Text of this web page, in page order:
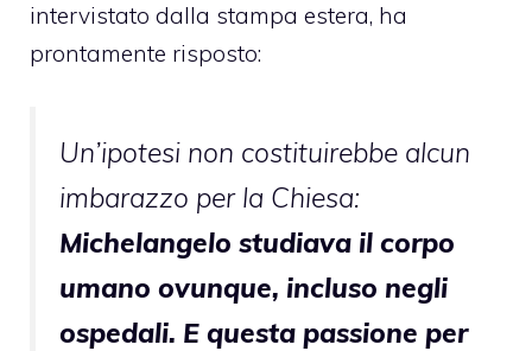
intervistato dalla stampa estera, ha
prontamente risposto:
Un’ipotesi non costituirebbe alcun
imbarazzo per la Chiesa:
Michelangelo studiava il corpo
umano ovunque, incluso negli
ospedali. E questa passione per